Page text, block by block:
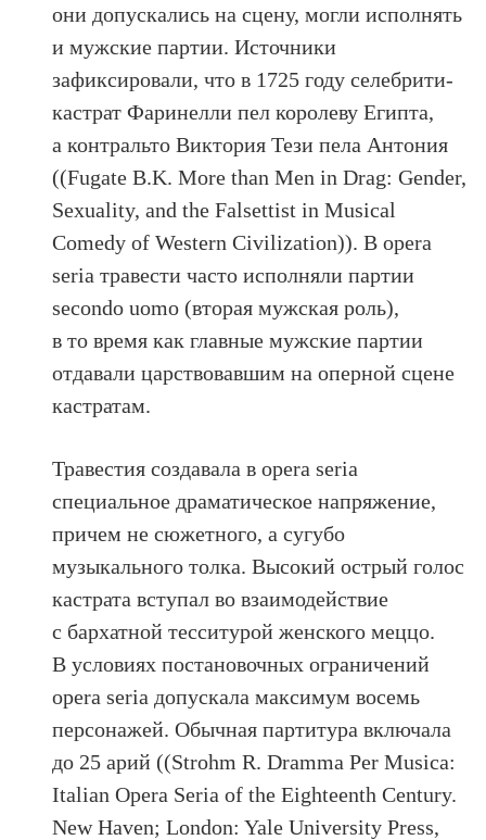
они допускались на сцену, могли исполнять
и мужские партии. Источники
зафиксировали, что в 1725 году селебрити-
кастрат Фаринелли пел королеву Египта,
а контральто Виктория Тези пела Антония
((Fugate B.K. More than Men in Drag: Gender,
Sexuality, and the Falsettist in Musical
Comedy of Western Civilization)). В opera
seria травести часто исполняли партии
secondo uomo (вторая мужская роль),
в то время как главные мужские партии
отдавали царствовавшим на оперной сцене
кастратам.
Травестия создавала в opera seria
специальное драматическое напряжение,
причем не сюжетного, а сугубо
музыкального толка. Высокий острый голос
кастрата вступал во взаимодействие
с бархатной тесситурой женского меццо.
В условиях постановочных ограничений
opera seria допускала максимум восемь
персонажей. Обычная партитура включала
до 25 арий ((Strohm R. Dramma Per Musica:
Italian Opera Seria of the Eighteenth Century.
New Haven; London: Yale University Press,